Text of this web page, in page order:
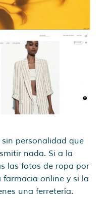
personalidad que
nada. Si a la
las fotos de ropa por
online y si la
una ferretería.